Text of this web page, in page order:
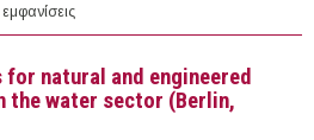
2019 - 2ο Συνέδριο του Σ.Α.Σ.Ο.Ε.Ε.
natural and engineered
the water sector (Berlin,